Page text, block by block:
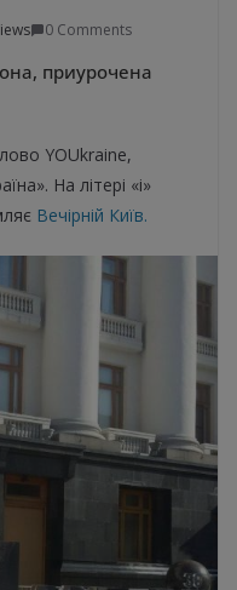
0 Comments
приурочена
YOUkraine,
На літері «i»
Вечірній Київ.